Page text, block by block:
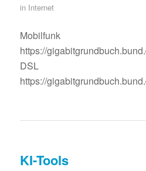
in Internet
Mobilfunk
https://
DSL
https://
KI-Tools